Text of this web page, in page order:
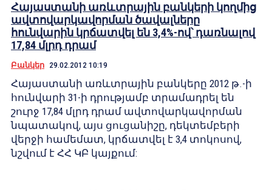
Հայաստանի առևտրային բանկերի կողմից
ավտովարկավորման ծավալները
հունվարին կրճատվել են 3,4%-ով՝ դառնալով
17,84 մլրդ դրամ
Բանկեր 29.02.2012 10:19
Հայաստանի առևտրային բանկերը 2012 թ.-ի
հունվարի 31-ի դրությամբ տրամադրել են
շուրջ 17,84 մլրդ դրամ ավտովարկավորման
նպատակով, այս ցուցանիշը, դեկտեմբերի
վերջի համեմատ, կրճատվել է 3,4 տոկոսով,
նշվում է ՀՀ ԿԲ կայքում: